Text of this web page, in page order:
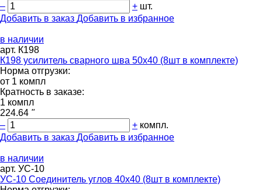
–
+ шт.
Добавить в заказ Добавить в избранное
в наличии
арт. К198
К198 усилитель сварного шва 50х40 (8шт в комплекте)
Норма отгрузки:
от 1 компл
Кратность в заказе:
1 компл
224.64 "
–
+ компл.
Добавить в заказ Добавить в избранное
в наличии
арт. УС-10
УС-10 Соединитель углов 40х40 (8шт в комплекте)